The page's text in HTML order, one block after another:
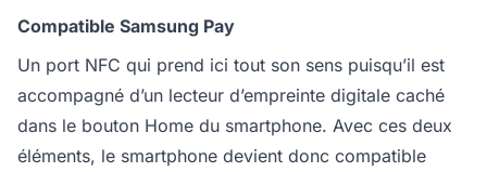
Compatible Samsung Pay
Un port NFC qui prend ici tout son sens puisqu’il est
accompagné d’un lecteur d’empreinte digitale caché
dans le bouton Home du smartphone. Avec ces deux
éléments, le smartphone devient donc compatible